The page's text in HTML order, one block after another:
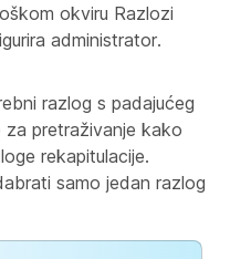
okviru Razlozi
administrator.
razlog s padajućeg
za pretraživanje kako
rekapitulacije.
samo jedan razlog